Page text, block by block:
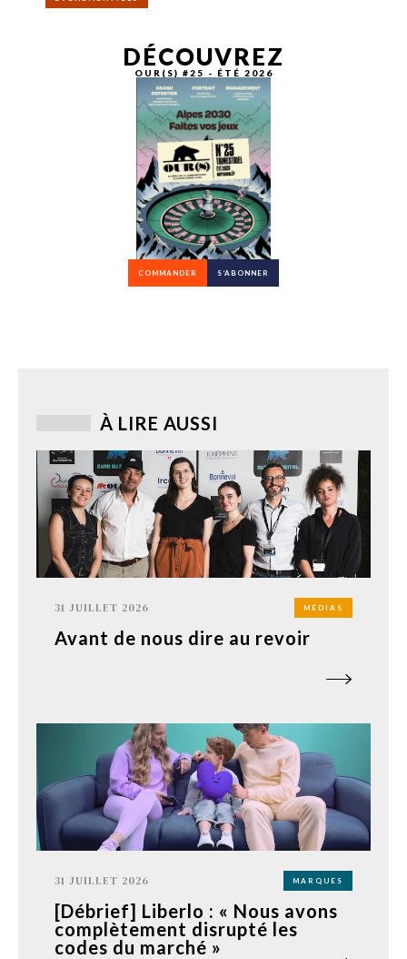
DÉCOUVREZ
OUR(S) #25 - ÉTÉ 2026
COMMANDER S’ABONNER
À LIRE AUSSI
31 JUILLET 2026 MÉDIAS
Avant de nous dire au revoir
31 JUILLET 2026 MARQUES
[Débrief] Liberlo : « Nous avons
complètement disrupté les
codes du marché »